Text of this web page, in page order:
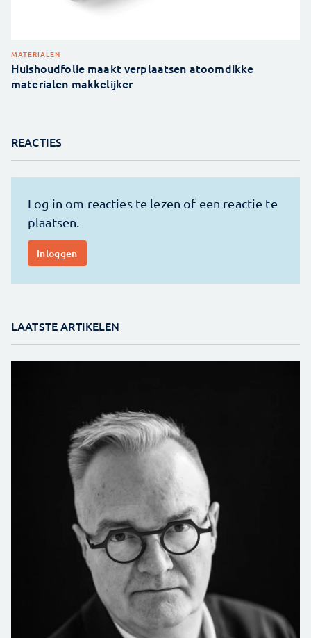
MATERIALEN
Huishoudfolie maakt verplaatsen atoomdikke
materialen makkelijker
REACTIES
LAATSTE ARTIKELEN